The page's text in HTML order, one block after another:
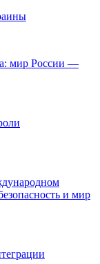
мир России —
и мир